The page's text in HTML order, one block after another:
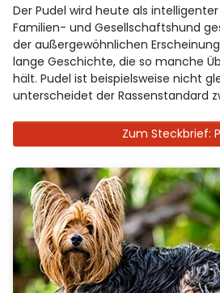
Der Pudel wird heute als
Familien- und Gesellschaftshund
der außergewöhnlichen
lange Geschichte, die so manche
hält. Pudel ist beispielsweise nicht
unterscheidet der Rassenstandard
Zum Steckbrief: